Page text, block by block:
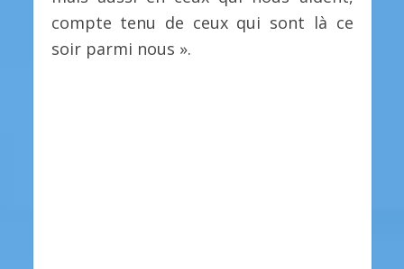
compte tenu de ceux qui sont là ce
soir parmi nous ».